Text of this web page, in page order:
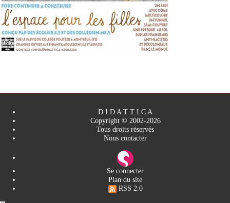
D I D A T T I C A
Copyright © 2002-2026
Tous droits réservés
Nous contacter
Se connecter
Plan du site
RSS 2.0